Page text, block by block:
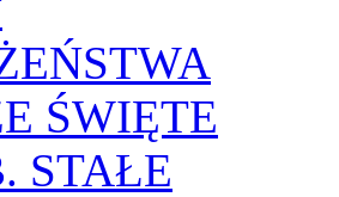
ŚWIĘTE
STAŁE